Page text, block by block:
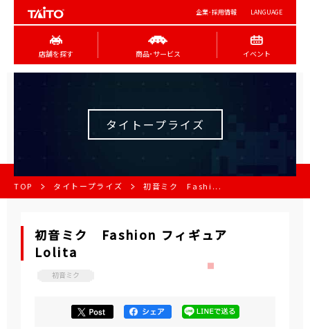
企業･採用情報 LANGUAGE
店舗を探す 商品･サービス イベント
タイトープライズ
TOP タイトープライズ 初音ミク Fashi...
初音ミク Fashion フィギュア
Lolita
初音ミク